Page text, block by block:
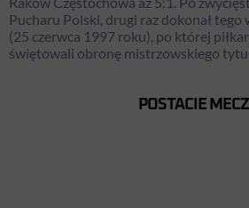
Pucharu Polski, drugi raz dokonał
(25 czerwca 1997 roku), po której
świętowali obronę mistrzowskiego
POSTACIE